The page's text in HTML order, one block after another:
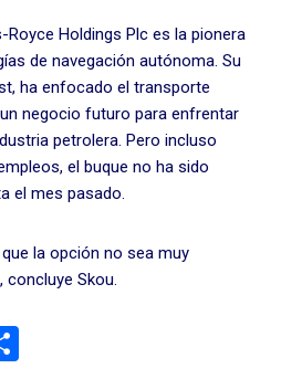
Royce Holdings Plc es la pionera
de navegación autónoma. Su
ha enfocado el transporte
negocio futuro para enfrentar
petrolera. Pero incluso
el buque no ha sido
el mes pasado.
la opción no sea muy
Skou.